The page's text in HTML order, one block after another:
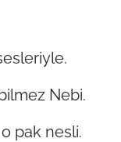
Nebi.
pak nesli.